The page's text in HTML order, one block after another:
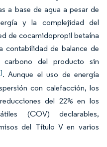
a base de agua a pesar de
y la complejidad del
de cocamidopropil betaína
contabilidad de balance de
del producto sin
. Aunque el uso de energía
con calefacción, los
del 22% en los
(COV) declarables,
del Título V en varios